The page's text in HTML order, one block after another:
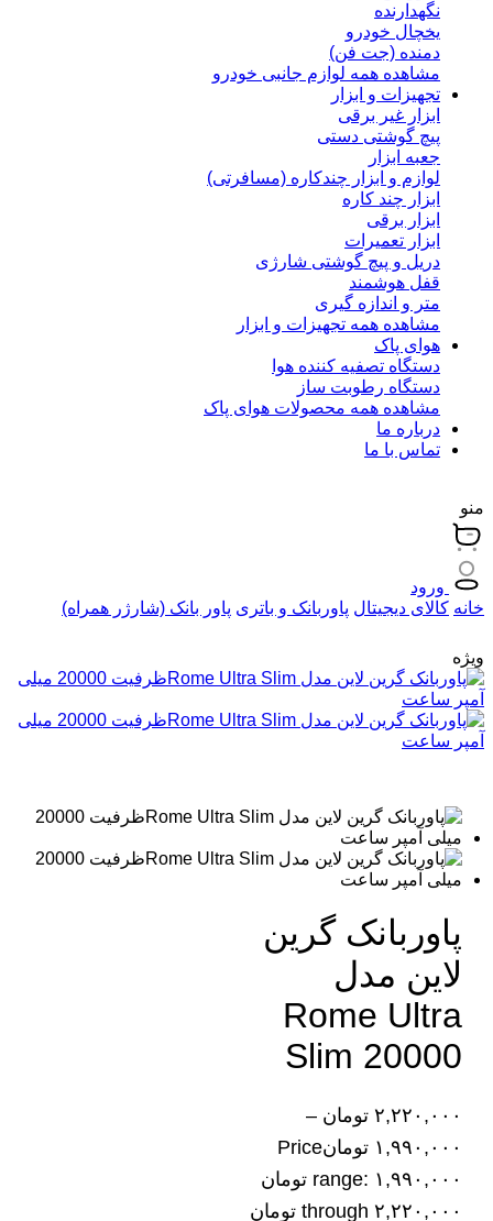
نگهدارنده
یخچال خودرو
دمنده (جت فن)
مشاهده همه لوازم جانبی خودرو
تجهیزات و ابزار
ابزار غیر برقی
پیچ گوشتی دستی
جعبه ابزار
لوازم و ابزار چندکاره (مسافرتی)
ابزار چند کاره
ابزار برقی
ابزار تعمیرات
دریل و پیچ گوشتی شارژی
قفل هوشمند
متر و اندازه گیری
مشاهده همه تجهیزات و ابزار
هوای پاک
دستگاه تصفیه کننده هوا
دستگاه رطوبت ساز
مشاهده همه محصولات هوای پاک
درباره ما
تماس با ما
منو
ورود
خانه کالای دیجیتال پاوربانک و باتری پاور بانک (شارژر همراه)
ویژه
پاوربانک گرین
لاین مدل
Rome Ultra
Slim 20000
۲,۲۲۰,۰۰۰ تومان –
۱,۹۹۰,۰۰۰ تومانPrice
range: ۱,۹۹۰,۰۰۰ تومان
through ۲,۲۲۰,۰۰۰ تومان